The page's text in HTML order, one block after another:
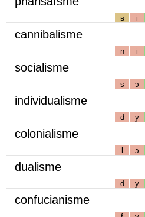
ʁ i
cannibalisme
n i
socialisme
s ɔ
individualisme
d y
colonialisme
l ɔ
dualisme
d y
confucianisme